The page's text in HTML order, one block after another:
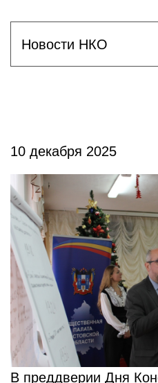
Новости НКО
10 декабря 2025
В преддверии Дня